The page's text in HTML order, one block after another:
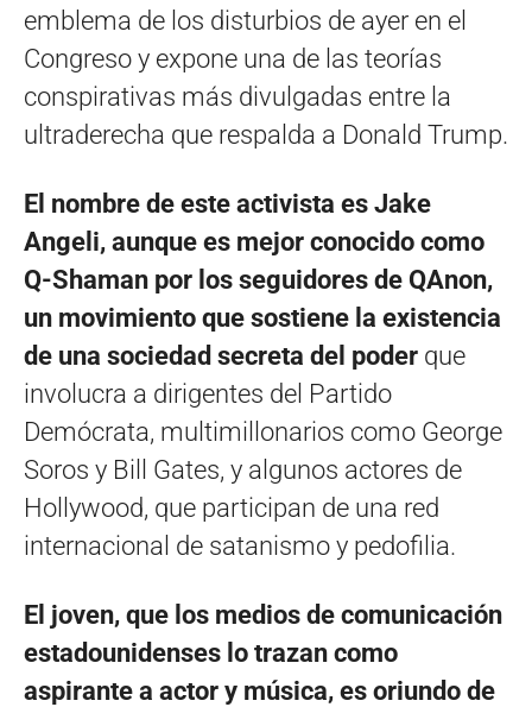
emblema de los disturbios de ayer en el
Congreso y expone una de las teorías
conspirativas más divulgadas entre la
ultraderecha que respalda a Donald Trump.
El nombre de este activista es Jake
Angeli, aunque es mejor conocido como
Q-Shaman por los seguidores de QAnon,
un movimiento que sostiene la existencia
de una sociedad secreta del poder que
involucra a dirigentes del Partido
Demócrata, multimillonarios como George
Soros y Bill Gates, y algunos actores de
Hollywood, que participan de una red
internacional de satanismo y pedofilia.
El joven, que los medios de comunicación
estadounidenses lo trazan como
aspirante a actor y música, es oriundo de